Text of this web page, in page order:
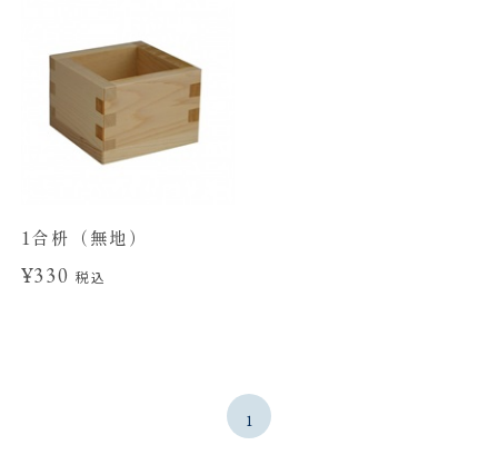
1合枡（無地）
¥330税込
1